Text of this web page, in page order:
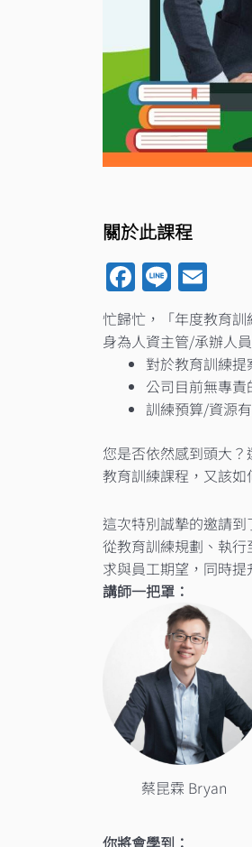
關於此課程
Facebook
Line
忙歸忙，「年度教育
身為人資主管/承辦人
對於教育訓練提
公司目前無專
訓練預算/資源
您是否依然感到頭大
教育訓練課程，又該
這次特別誠摯的邀請到
從教育訓練規劃、執
求與員工期望，同時
講師一把罩：
蔡昆霖 Bryan